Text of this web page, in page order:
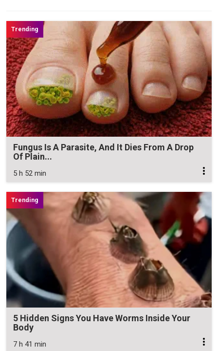
Fungus Is A Parasite, And It Dies From A Drop
Of Plain...
5 h 52 min
5 Hidden Signs You Have Worms Inside Your
Body
7 h 41 min